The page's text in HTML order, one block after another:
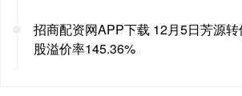
招商配资网APP下载 12月5日芳源
股溢价率145.36%